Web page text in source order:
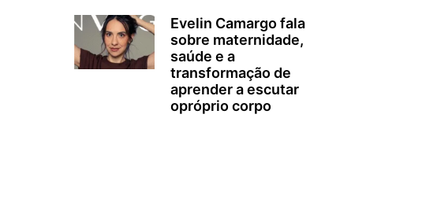
Evelin Camargo fala
sobre maternidade,
saúde e a
transformação de
aprender a escutar
opróprio corpo